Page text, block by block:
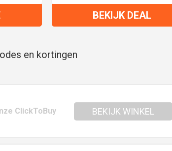
BEKIJK DEAL
en kortingen
ClickToBuy
BEKIJK WINKEL